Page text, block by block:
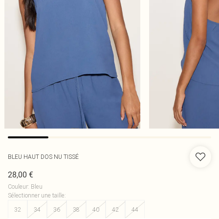
BLEU HAUT DOS NU TISSÉ
28,00 €
Couleur: Bleu
Sélectionner une taille:
32
34 36 38 40 42 44